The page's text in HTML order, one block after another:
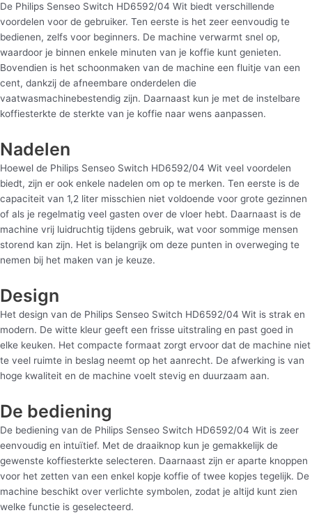
De Philips Senseo Switch HD6592/04 Wit biedt verschillende
voordelen voor de gebruiker. Ten eerste is het zeer eenvoudig te
bedienen, zelfs voor beginners. De machine verwarmt snel op,
waardoor je binnen enkele minuten van je koffie kunt genieten.
Bovendien is het schoonmaken van de machine een fluitje van een
cent, dankzij de afneembare onderdelen die
vaatwasmachinebestendig zijn. Daarnaast kun je met de instelbare
koffiesterkte de sterkte van je koffie naar wens aanpassen.
Nadelen
Hoewel de Philips Senseo Switch HD6592/04 Wit veel voordelen
biedt, zijn er ook enkele nadelen om op te merken. Ten eerste is de
capaciteit van 1,2 liter misschien niet voldoende voor grote gezinnen
of als je regelmatig veel gasten over de vloer hebt. Daarnaast is de
machine vrij luidruchtig tijdens gebruik, wat voor sommige mensen
storend kan zijn. Het is belangrijk om deze punten in overweging te
nemen bij het maken van je keuze.
Design
Het design van de Philips Senseo Switch HD6592/04 Wit is strak en
modern. De witte kleur geeft een frisse uitstraling en past goed in
elke keuken. Het compacte formaat zorgt ervoor dat de machine niet
te veel ruimte in beslag neemt op het aanrecht. De afwerking is van
hoge kwaliteit en de machine voelt stevig en duurzaam aan.
De bediening
De bediening van de Philips Senseo Switch HD6592/04 Wit is zeer
eenvoudig en intuïtief. Met de draaiknop kun je gemakkelijk de
gewenste koffiesterkte selecteren. Daarnaast zijn er aparte knoppen
voor het zetten van een enkel kopje koffie of twee kopjes tegelijk. De
machine beschikt over verlichte symbolen, zodat je altijd kunt zien
welke functie is geselecteerd.